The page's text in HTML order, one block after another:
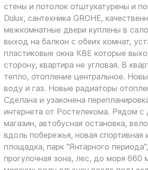
стены и потолок отштукатурены и
Duluх, сантехника GRОНЕ,
межкомнатные двери куплены в
выход на балкон с обеих комнат,
пластиковые окна КВЕ которые
сторону, квартира не угловая. В
тепло, отопление центральное.
воду и газ. Новые радиаторы
Сделана и узаконена
интернета от Ростелекома. Рядом
магазин, автобусная остановка,
вдоль побережья, новая спортивная
площадка, парк "Янтарного
прогулочная зона, лес, до моря 660